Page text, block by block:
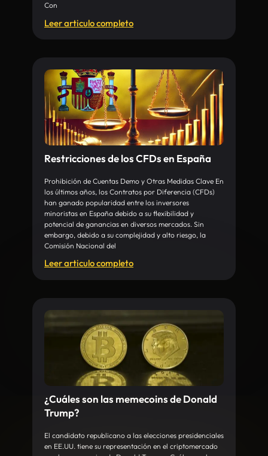
Con
Leer articulo completo
Restricciones de los CFDs en España
Prohibición de Cuentas Demo y Otras Medidas Clave En
los últimos años, los Contratos por Diferencia (CFDs)
han ganado popularidad entre los inversores
minoristas en España debido a su flexibilidad y
potencial de ganancias en diversos mercados. Sin
embargo, debido a su complejidad y alto riesgo, la
Comisión Nacional del
Leer articulo completo
¿Cuáles son las memecoins de Donald
Trump?
El candidato republicano a las elecciones presidenciales
en EE.UU. tiene su representación en el criptomercado